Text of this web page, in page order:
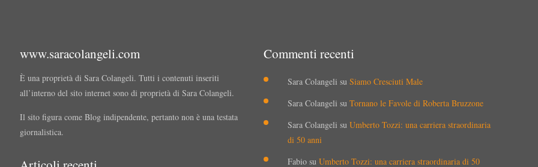
www.saracolangeli.com
È una proprietà di Sara Colangeli. Tutti i contenuti inseriti
all’interno del sito internet sono di proprietà di Sara Colangeli.
Il sito figura come Blog indipendente, pertanto non è una testata
giornalistica.
Commenti recenti
Sara Colangeli suSiamo Cresciuti Male
Sara Colangeli suTornano le Favole di Roberta Bruzzone
Sara Colangeli suUmberto Tozzi: una carriera straordinaria
di 50 anni
Fabio suUmberto Tozzi: una carriera straordinaria di 50